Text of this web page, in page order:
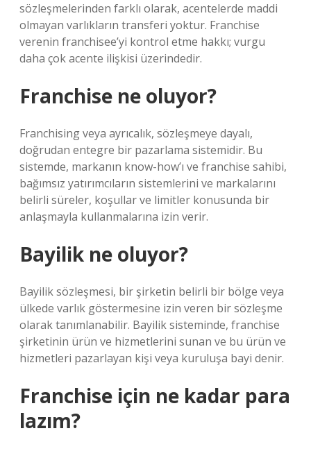
sözleşmelerinden farklı olarak, acentelerde maddi
olmayan varlıkların transferi yoktur. Franchise
verenin franchisee’yi kontrol etme hakkı; vurgu
daha çok acente ilişkisi üzerindedir.
Franchise ne oluyor?
Franchising veya ayrıcalık, sözleşmeye dayalı,
doğrudan entegre bir pazarlama sistemidir. Bu
sistemde, markanın know-how’ı ve franchise sahibi,
bağımsız yatırımcıların sistemlerini ve markalarını
belirli süreler, koşullar ve limitler konusunda bir
anlaşmayla kullanmalarına izin verir.
Bayilik ne oluyor?
Bayilik sözleşmesi, bir şirketin belirli bir bölge veya
ülkede varlık göstermesine izin veren bir sözleşme
olarak tanımlanabilir. Bayilik sisteminde, franchise
şirketinin ürün ve hizmetlerini sunan ve bu ürün ve
hizmetleri pazarlayan kişi veya kuruluşa bayi denir.
Franchise için ne kadar para
lazım?